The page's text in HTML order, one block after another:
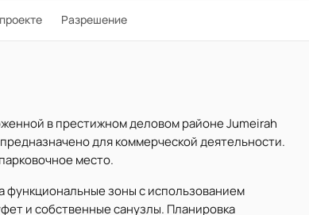
Разрешение
в престижном деловом районе Jumeirah
для коммерческой деятельности.
место.
зоны с использованием
и собственные санузлы. Планировка